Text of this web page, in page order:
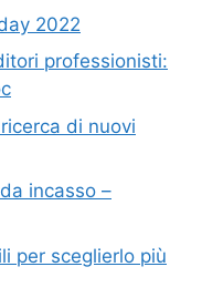
2022
professionisti:
di nuovi
incasso –
per sceglierlo più